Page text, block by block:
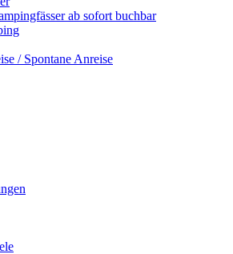
ab sofort buchbar
/ Spontane Anreise